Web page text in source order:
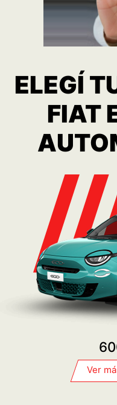
Ver más
SERVICE